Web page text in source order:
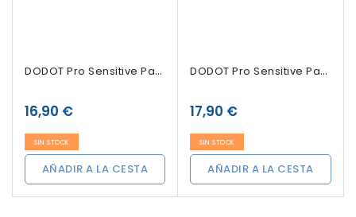
DODOT Pro Sensitive Pañales Talla 1 De 2-5kg,...
16,90 €
SIN STOCK
AÑADIR A LA CESTA
DODOT Pro Sensitive Pañales Talla 0 Hasta 3 Kg,...
17,90 €
SIN STOCK
AÑADIR A LA CESTA